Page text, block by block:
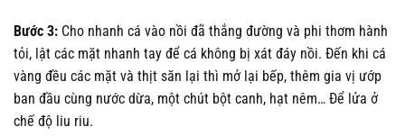
Bước 3: Cho nhanh cá vào nồi đã thắng đường và phi thơm hành
tỏi, lật các mặt nhanh tay để cá không bị xát đáy nồi. Đến khi cá
vàng đều các mặt và thịt săn lại thì mở lại bếp, thêm gia vị ướp
ban đầu cùng nước dừa, một chút bột canh, hạt nêm… Để lửa ở
chế độ liu riu.